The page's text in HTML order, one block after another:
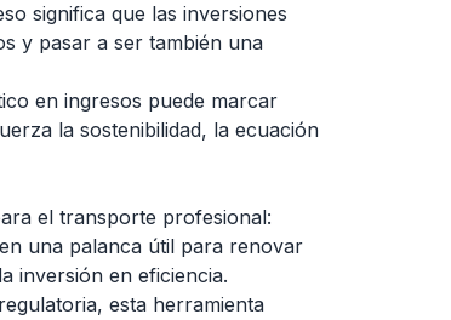
significa que las inversiones
y pasar a ser también una
en ingresos puede marcar
la sostenibilidad, la ecuación
el transporte profesional:
una palanca útil para renovar
inversión en eficiencia.
esta herramienta